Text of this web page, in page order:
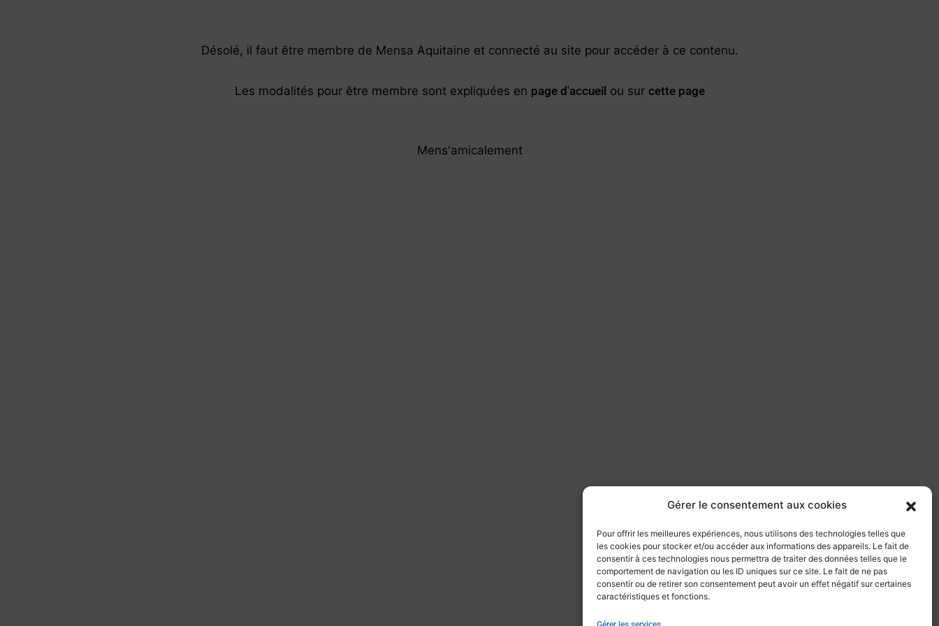
Gérer le consentement aux cookies
Pour offrir les meilleures expériences, nous utilisons des technologies telles que
les cookies pour stocker et/ou accéder aux informations des appareils. Le fait de
consentir à ces technologies nous permettra de traiter des données telles que le
comportement de navigation ou les ID uniques sur ce site. Le fait de ne pas
consentir ou de retirer son consentement peut avoir un effet négatif sur certaines
caractéristiques et fonctions.
Désolé, il faut être membre de Mensa Aquitaine et connecté au site pour accéder à ce contenu.
Les modalités pour être membre sont expliquées en page d'accueil ou sur cette page
Mens'amicalement